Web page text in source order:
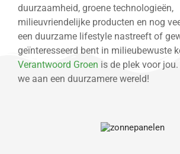
duurzaamheid, groene technologieën,
milieuvriendelijke producten en nog
een duurzame lifestyle nastreeft of
geïnteresseerd bent in milieubewuste
Verantwoord Groen is de plek voor
we aan een duurzamere wereld!